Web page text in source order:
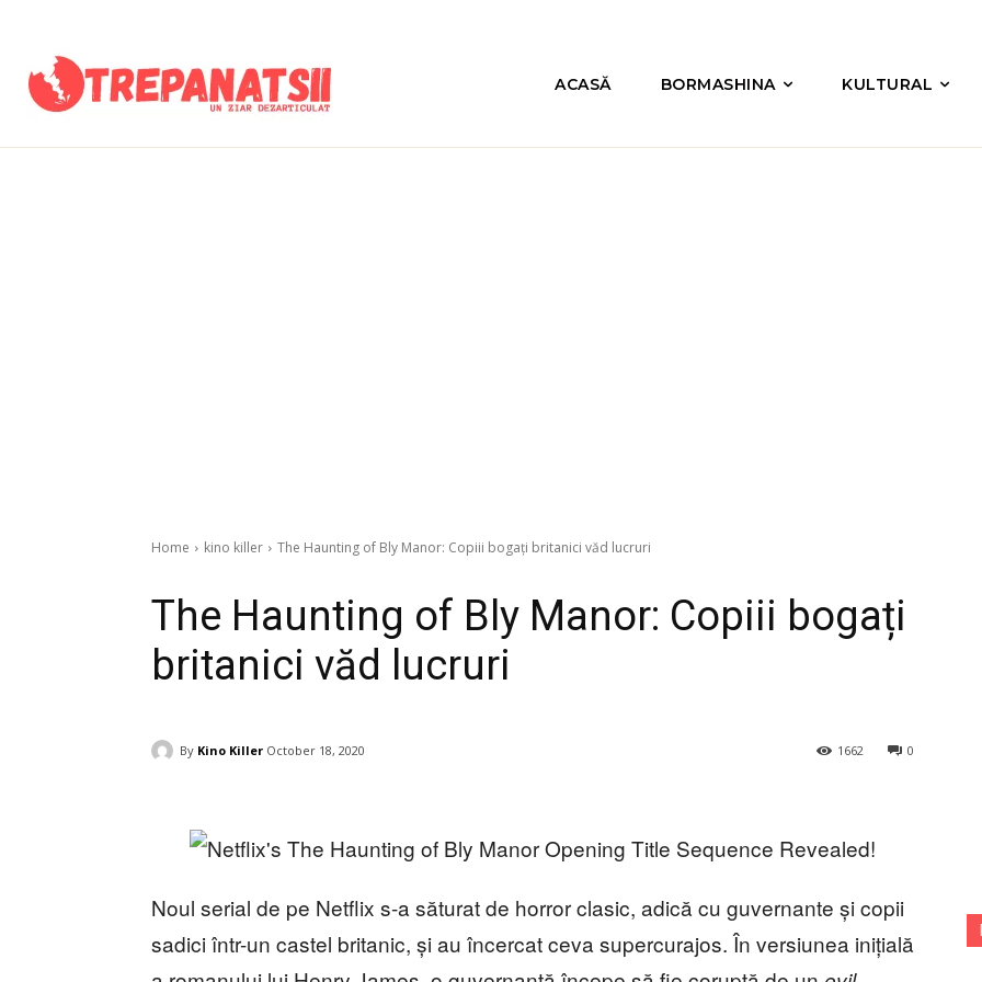
ACASĂ BORMASHINA KULTURAL
Home kino killer The Haunting of Bly Manor: Copiii bogați britanici văd lucruri
The Haunting of Bly Manor: Copiii bogați
britanici văd lucruri
By Kino Killer October 18, 2020 0
1662
Noul serial de pe Netflix s-a săturat de horror clasic, adică cu guvernante și copii
sadici într-un castel britanic, și au încercat ceva supercurajos. În versiunea inițială